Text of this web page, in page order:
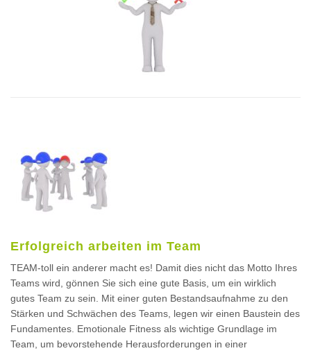
Erfolgreich arbeiten im Team
TEAM-toll ein anderer macht es! Damit dies nicht das Motto Ihres
Teams wird, gönnen Sie sich eine gute Basis, um ein wirklich
gutes Team zu sein. Mit einer guten Bestandsaufnahme zu den
Stärken und Schwächen des Teams, legen wir einen Baustein des
Fundamentes. Emotionale Fitness als wichtige Grundlage im
Team, um bevorstehende Herausforderungen in einer